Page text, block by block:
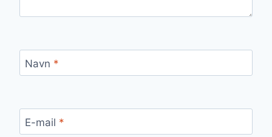
Navn *
E-mail *